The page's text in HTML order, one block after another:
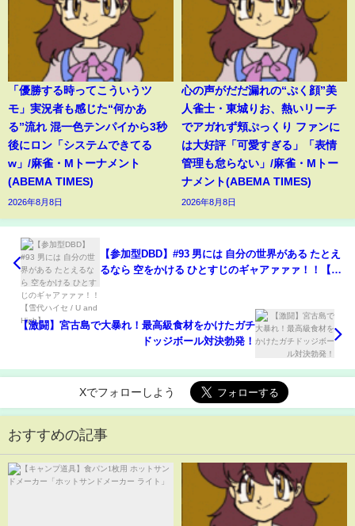
「優勝する時ってこういうツ
モ」実況者も感じた“何かあ
る”流れ 混一色テンパイから3秒
後にロン「システムできてる
w」/麻雀・Mトーナメント
(ABEMA TIMES)
2026年8月8日
心の声がだだ漏れの“ぷく顔”美
人雀士・東城りお、熱いリーチ
でアガれず頬ぷっくり ファンに
は大好評「可愛すぎる」「表情
管理も怠らない」/麻雀・Mトー
ナメント(ABEMA TIMES)
2026年8月8日
【参加型DBD】#93 男には 自分の世界がある たとえ
るなら 空をかける ひとすじのギャアァァァ！！【雪
【激闘】宮古島で大暴れ！最高級食材をかけたガチ
ドッジボール対決勃発！
Xでフォローしよう
おすすめの記事